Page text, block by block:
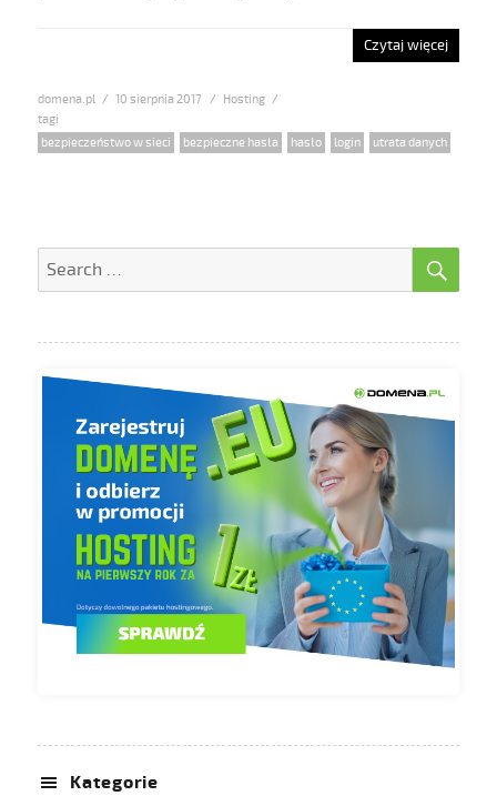
Czytaj więcej
domena.pl
Posted
10 sierpnia 2017 Categories
Hosting
Tags
bezpieczeństwo w sieci bezpieczne hasła hasło login utrata danych
Kategorie